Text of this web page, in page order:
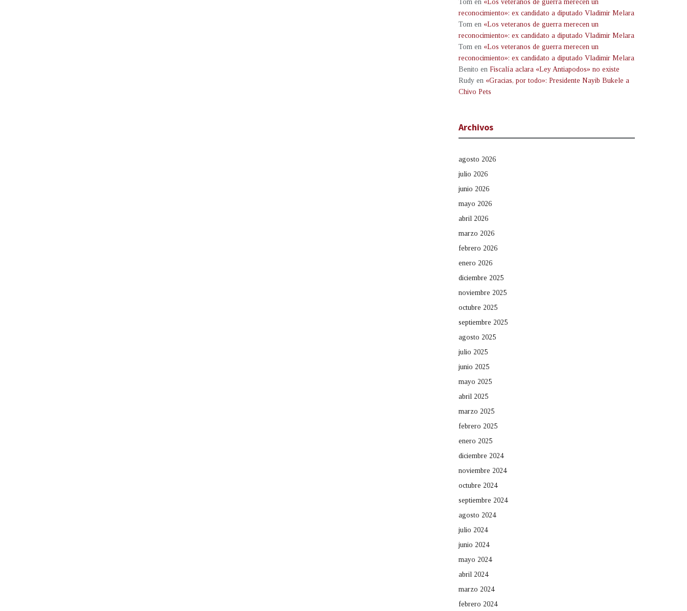
Tom en «Los veteranos de guerra merecen un
reconocimiento»: ex candidato a diputado Vladimir Melara
Tom en «Los veteranos de guerra merecen un
reconocimiento»: ex candidato a diputado Vladimir Melara
Tom en «Los veteranos de guerra merecen un
reconocimiento»: ex candidato a diputado Vladimir Melara
Benito en Fiscalía aclara «Ley Antiapodos» no existe
Rudy en «Gracias, por todo»: Presidente Nayib Bukele a
Chivo Pets
Archivos
agosto 2026
julio 2026
junio 2026
mayo 2026
abril 2026
marzo 2026
febrero 2026
enero 2026
diciembre 2025
noviembre 2025
octubre 2025
septiembre 2025
agosto 2025
julio 2025
junio 2025
mayo 2025
abril 2025
marzo 2025
febrero 2025
enero 2025
diciembre 2024
noviembre 2024
octubre 2024
septiembre 2024
agosto 2024
julio 2024
junio 2024
mayo 2024
abril 2024
marzo 2024
febrero 2024